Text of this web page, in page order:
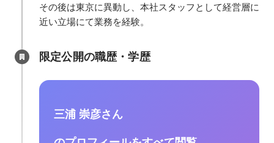
その後は東京に異動し、本社スタッフとして経営層に
近い立場にて業務を経験。
限定公開の職歴・学歴
三浦 崇彦さん